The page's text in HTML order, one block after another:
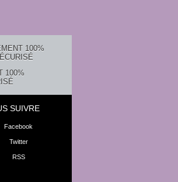
100%
SUIVRE
Facebook
Twitter
RSS